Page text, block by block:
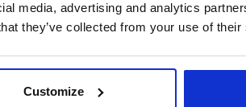
media, advertising and analytics
they’ve collected from your use of
Customize
så det afhænger helt igennem af den
Pelsplejen er overkommelig og består af
Øregangen skal holdes fri for hår,
ideel for den aktive familie, som ikke